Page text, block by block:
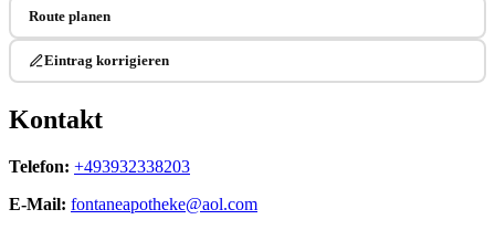
Route planen
Eintrag korrigieren
Kontakt
Telefon: +493932338203
E-Mail: fontaneapotheke@aol.com